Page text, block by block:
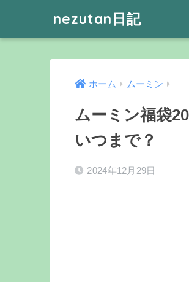
nezutan日記
ホーム ムーミン
ムーミン福袋
いつまで？
2024年12月29日